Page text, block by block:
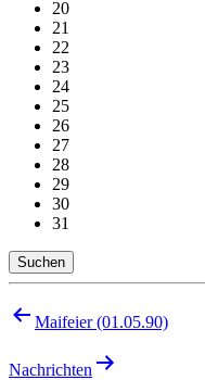
20
21
22
23
24
25
26
27
28
29
30
31
Suchen
Beitragsnavigation
Maifeier (01.05.90)
Nachrichten